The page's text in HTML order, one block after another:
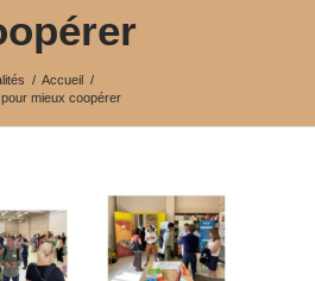
/ Accueil /
mieux coopérer